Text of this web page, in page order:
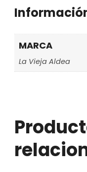
MARCA
La Vieja Aldea